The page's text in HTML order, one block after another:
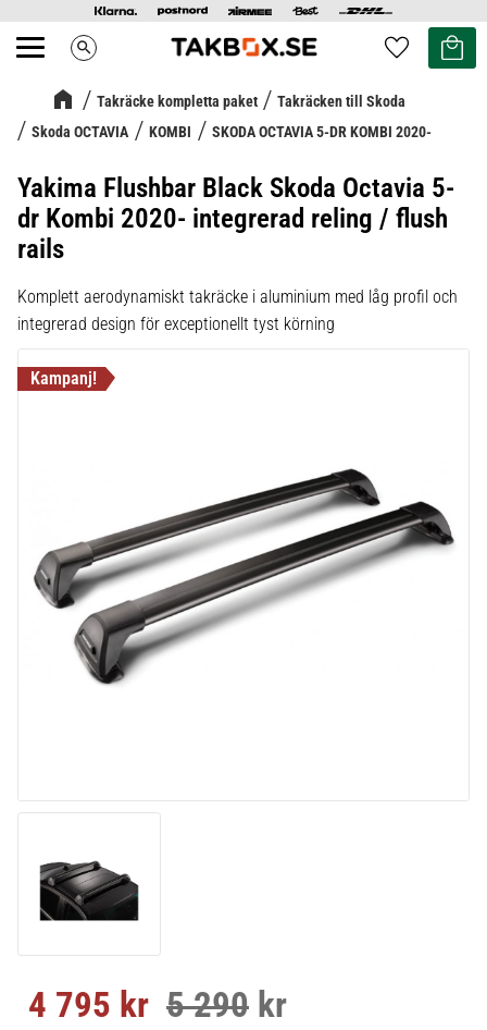
Meny search Favoriter
Kundvagn
Takräcke kompletta paket
Takräcken till Skoda
Skoda OCTAVIA
KOMBI SKODA OCTAVIA 5-DR KOMBI 2020-
Yakima Flushbar Black Skoda Octavia 5-
dr Kombi 2020- integrerad reling / flush
rails
Komplett aerodynamiskt takräcke i aluminium med låg profil och
integrerad design för exceptionellt tyst körning
Nedsatt pris:
4 795 kr Ordinarie pris:
5 290 kr